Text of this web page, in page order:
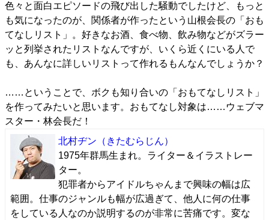
色々と面白エピソードの飛び出した騒動でしたけど、もっと
も気になったのが、関係者が作ったという山根会長の「おも
てなしリスト」。好きなお酒、食べ物、飲み物などがズラー
ッと列挙されたリストなんですが、いくら近くにいる人で
も、あんなに詳しいリストって作れるもんなんでしょうか？
……ということで、ボクも知り合いの「おもてなしリスト」
を作ってみたいと思います。おもてなし対象は……ウェブマ
スター・林会長だ！
北村ヂン （きたむらじん）
1975年群馬生まれ。ライター＆イラストレー
ター。
犯罪者からアイドルちゃんまで興味の幅は広
範囲。仕事のジャンルも幅が広過ぎて、他人に何の仕事
をしている人なのか説明するのが非常に苦痛です。変な